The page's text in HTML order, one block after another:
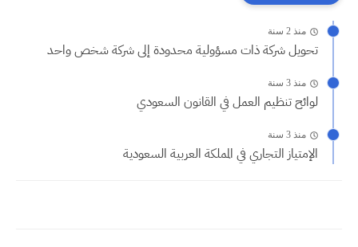
منذ 2 سنة
تحويل شركة ذات مسؤولية محدودة إلى شركة شخص واحد
منذ 3 سنة
لوائح تنظيم العمل في القانون السعودي
منذ 3 سنة
الإمتياز التجاري في المملكة العربية السعودية